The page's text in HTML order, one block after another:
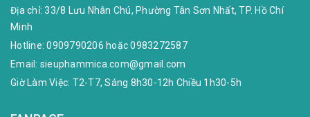
Địa chỉ:33/8 Lưu Nhân Chú, Phường Tân Sơn Nhất, TP. Hồ Chí
Minh
Hotline:0909790206 hoặc0983272587
Email: sieuphammica.com@gmail.com
Giờ Làm Việc: T2-T7, Sáng 8h30-12h Chiều 1h30-5h